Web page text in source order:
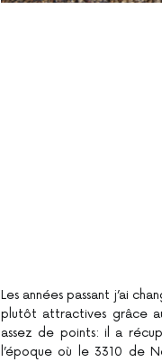
Les années passant j’ai
plutôt attractives grâce
assez de points: il a
l’époque où le 3310 de